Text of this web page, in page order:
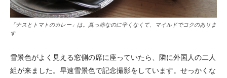
「ナスとトマトのカレー」は。真っ赤なのに辛くなくて、マイルドでコクのありま
す
雪景色がよく見える窓側の席に座っていたら、隣に外国人の二人
組が来ました。早速雪景色で記念撮影をしています。せっかくな